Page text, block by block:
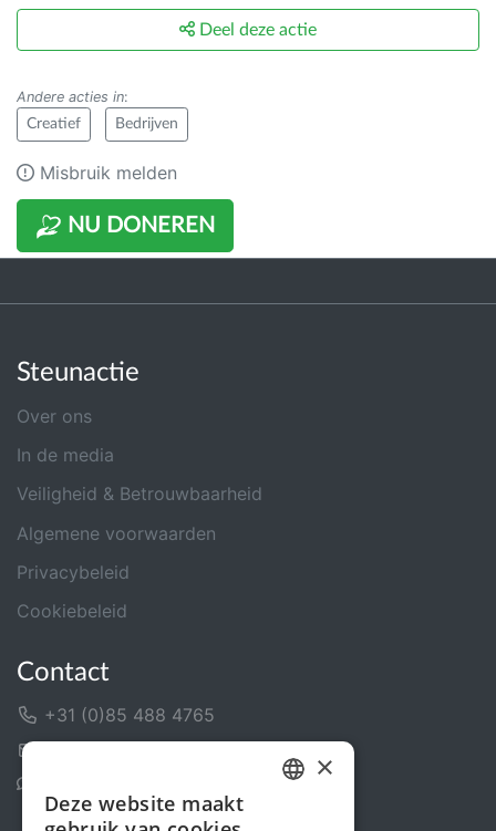
NU DONEREN
Deel deze actie
Andere acties in:
Creatief Bedrijven
Misbruik melden
Steunactie
Over ons
In de media
Veiligheid & Betrouwbaarheid
Algemene voorwaarden
Privacybeleid
Cookiebeleid
Contact
+31 (0)85 488 4765
×
Deze website maakt